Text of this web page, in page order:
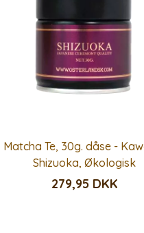
Matcha Te, 30g. dåse -
Shizuoka, Økologisk
279,95 DKK